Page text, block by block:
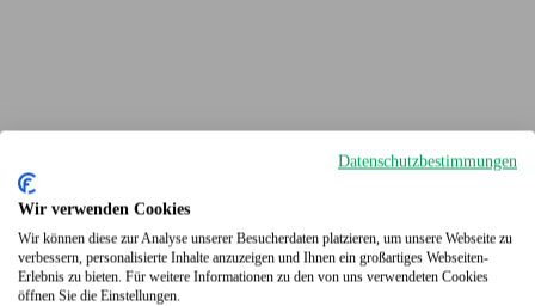
Terrassendielen
Datenschutzbestimmungen
Wir verwenden Cookies
Wir können diese zur Analyse unserer Besucherdaten platzieren, um unsere Webseite zu
verbessern, personalisierte Inhalte anzuzeigen und Ihnen ein großartiges Webseiten-
Erlebnis zu bieten. Für weitere Informationen zu den von uns verwendeten Cookies
öffnen Sie die Einstellungen.